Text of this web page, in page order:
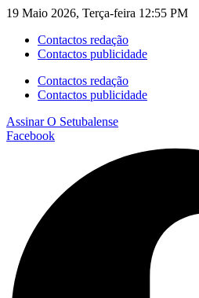
19 Maio 2026, Terça-feira 12:55 PM
Contactos redação
Contactos publicidade
Contactos redação
Contactos publicidade
AssinarO Setubalense
Facebook